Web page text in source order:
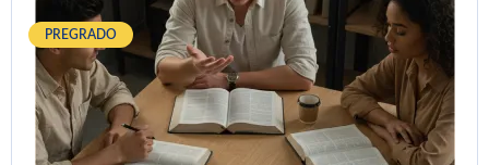
PREGRADO